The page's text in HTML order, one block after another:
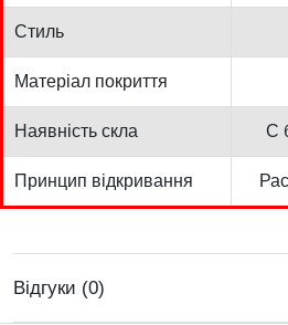
Стиль
Матеріал покриття
Наявність скла С
Принцип відкривання
Відгуки (0)